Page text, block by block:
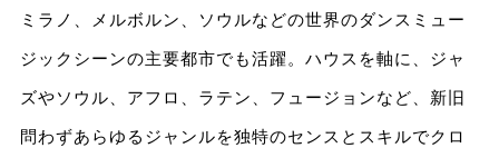
ミラノ、メルボルン、ソウルなどの世界のダンスミュー
ジックシーンの主要都市でも活躍。ハウスを軸に、ジャ
ズやソウル、アフロ、ラテン、フュージョンなど、新旧
問わずあらゆるジャンルを独特のセンスとスキルでクロ